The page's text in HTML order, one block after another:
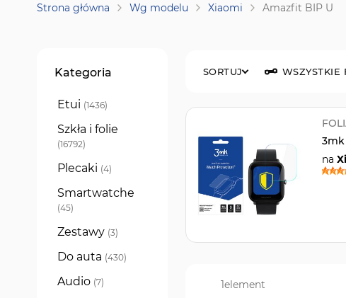
Strona główna Wg modelu Xiaomi Amazfit BIP U
WSZYSTKIE
SORTUJ
na
1element
Kategoria
Etui 1436
produkty
Szkła i folie
16792
produkty
Plecaki 4
produkty
Smartwatche
45
produkty
Zestawy 3
produkty
Do auta 430
produkty
Audio 7
produkty